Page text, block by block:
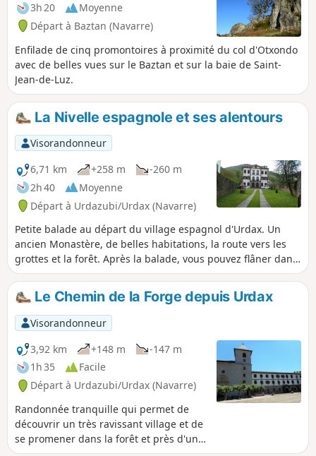
3h 20
Moyenne
Départ à Baztan (Navarre)
Enfilade de cinq promontoires à proximité du col d'Otxondo
avec de belles vues sur le Baztan et sur la baie de Saint-
Jean-de-Luz.
La Nivelle espagnole et ses alentours
Visorandonneur
6,71 km
+258 m
-260 m
2h 40
Moyenne
Départ à Urdazubi/Urdax (Navarre)
Petite balade au départ du village espagnol d'Urdax. Un
ancien Monastère, de belles habitations, la route vers les
grottes et la forêt. Après la balade, vous pouvez flâner dans
le village pour voir le moulin (demander au syndicat
d'initiative), voir également la canalisation des eaux
provenant des monts alentours.
Le Chemin de la Forge depuis Urdax
Visorandonneur
3,92 km
+148 m
-147 m
1h 35
Facile
Départ à Urdazubi/Urdax (Navarre)
Randonnée tranquille qui permet de
découvrir un très ravissant village et de
se promener dans la forêt et près d'un